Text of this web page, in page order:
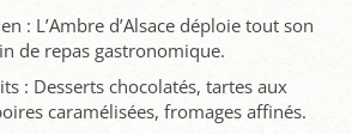
: L’Ambre d’Alsace déploie tout son
de repas gastronomique.
: Desserts chocolatés, tartes aux
caramélisées, fromages affinés.